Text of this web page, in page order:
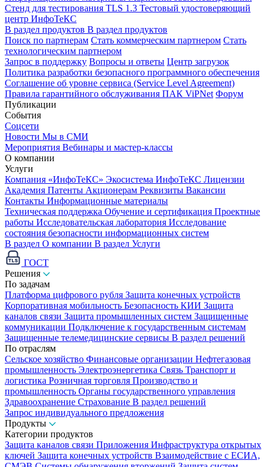
Стенд для тестирования TLS 1.3 Тестовый удостоверяющий
центр ИнфоТеКС
В раздел продуктов В раздел продуктов
Поиск по партнерам Стать коммерческим партнером Стать
технологическим партнером
Запрос в поддержку Вопросы и ответы Центр загрузок
Политика разработки безопасного программного обеспечения
Соглашение об уровне сервиса (Service Level Agreement)
Правила гарантийного обслуживания ПАК ViPNet Форум
Публикации
События
Соцсети
Новости Мы в СМИ
Мероприятия Вебинары и мастер-классы
О компании
Услуги
Компания «ИнфоТеКС» Экосистема ИнфоТеКС Лицензии
Академия Патенты Акционерам Реквизиты Вакансии
Контакты Информационные материалы
Техническая поддержка Обучение и сертификация Проектные
работы Исследовательская лаборатория Исследование
состояния безопасности информационных систем
В раздел О компании В раздел Услуги
ГОСТ
Решения
По задачам
Платформа цифрового рубля Защита конечных устройств
Корпоративная мобильность Безопасность КИИ Защита
каналов связи Защита промышленных систем Защищенные
коммуникации Подключение к государственным системам
Защищенные телемедицинские сервисы В раздел решений
По отраслям
Сельское хозяйство Финансовые организации Нефтегазовая
промышленность Электроэнергетика Связь Транспорт и
логистика Розничная торговля Производство и
промышленность Органы государственного управления
Здравоохранение Страхование В раздел решений
Запрос индивидуального предложения
Продукты
Категории продуктов
Защита каналов связи Приложения Инфраструктура открытых
ключей Защита конечных устройств Взаимодействие с ЕСИА,